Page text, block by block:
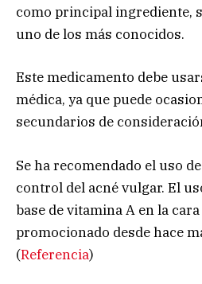
como principal ingrediente,
uno de los más conocidos.
Este medicamento debe
médica, ya que puede
secundarios de
Se ha recomendado el uso
control del acné vulgar. El
base de vitamina A en la
promocionado desde hace
(Referencia)